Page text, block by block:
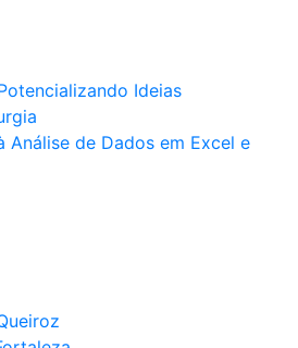
Ideias
Análise de Dados em Excel e